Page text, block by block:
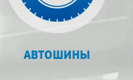
АВТОШИНЫ